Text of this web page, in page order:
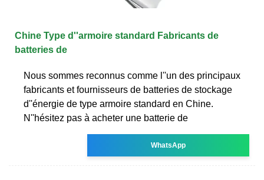
Chine Type d''armoire standard Fabricants de
batteries de
Nous sommes reconnus comme l''un des principaux
fabricants et fournisseurs de batteries de stockage
d''énergie de type armoire standard en Chine.
N''hésitez pas à acheter une batterie de
WhatsApp